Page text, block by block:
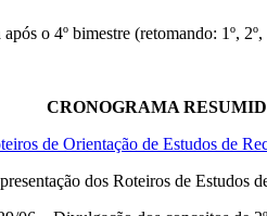
o 4º bimestre (retomando: 1º,
CRONOGRAMA
de Orientação de Estudos de
dos Roteiros de Estudos